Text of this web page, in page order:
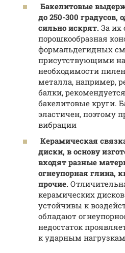
Бакелитовые
до 250-300 градусов,
сильно искрят. За их
порошкообразная
формальдегидных
присутствующими
необходимости
металла, например,
балки,
бакелитовые круги.
эластичен, поэтому
вибрации
Керамическая
диски, в основу
входят разные
огнеупорная глина,
прочие.
керамических
устойчивы к
обладают
недостаток
к ударным нагрузкам